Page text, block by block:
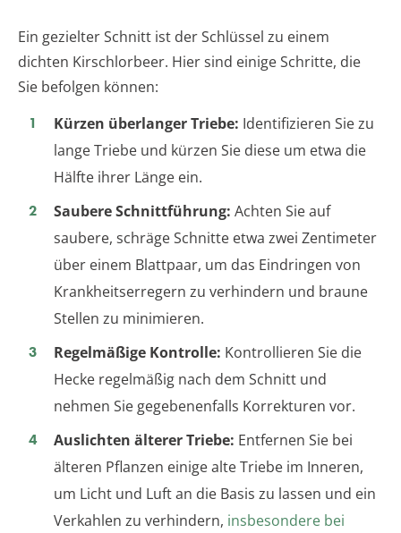
Ein gezielter Schnitt ist der Schlüssel zu einem
dichten Kirschlorbeer. Hier sind einige Schritte, die
Sie befolgen können:
Kürzen überlanger Triebe: Identifizieren Sie zu
lange Triebe und kürzen Sie diese um etwa die
Hälfte ihrer Länge ein.
Saubere Schnittführung: Achten Sie auf
saubere, schräge Schnitte etwa zwei Zentimeter
über einem Blattpaar, um das Eindringen von
Krankheitserregern zu verhindern und braune
Stellen zu minimieren.
Regelmäßige Kontrolle: Kontrollieren Sie die
Hecke regelmäßig nach dem Schnitt und
nehmen Sie gegebenenfalls Korrekturen vor.
Auslichten älterer Triebe: Entfernen Sie bei
älteren Pflanzen einige alte Triebe im Inneren,
um Licht und Luft an die Basis zu lassen und ein
Verkahlen zu verhindern, insbesondere bei